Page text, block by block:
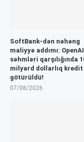
SoftBank-dən nəhəng
maliyyə addımı: OpenAI
səhmləri qarşılığında
milyard dollarlıq kredit
götürüldü!
07/08/2026